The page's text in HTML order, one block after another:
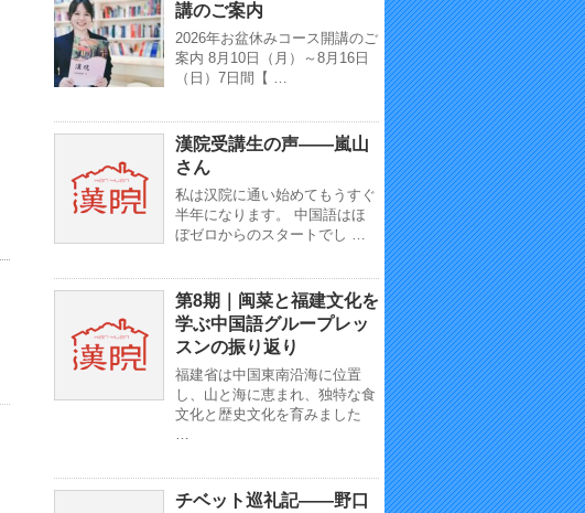
講のご案内
2026年お盆休みコース開講のご
案内 8月10日（月）～8月16日
（日）7日間【 …
漢院受講生の声——嵐山
さん
私は汉院に通い始めてもうすぐ
半年になります。 中国語はほ
ぼゼロからのスタートでし …
第8期｜闽菜と福建文化を
学ぶ中国語グループレッ
スンの振り返り
福建省は中国東南沿海に位置
し、山と海に恵まれ、独特な食
文化と歴史文化を育みました
…
チベット巡礼記——野口